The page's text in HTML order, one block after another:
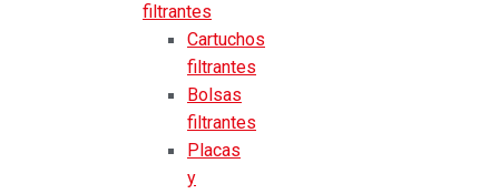
filtrantes
Cartuchos
filtrantes
Bolsas
filtrantes
Placas
y